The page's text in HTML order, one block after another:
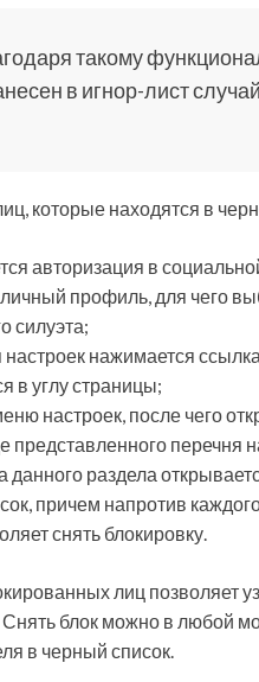
такому
в игнор-лист
которые находятся в
авторизация в
профиль, для чего
силуэта;
нажимается
в углу страницы;
настроек, после чего
представленного перечня
данного раздела
причем напротив
снять блокировку.
лиц позволяет
блок можно в любой
в черный список.